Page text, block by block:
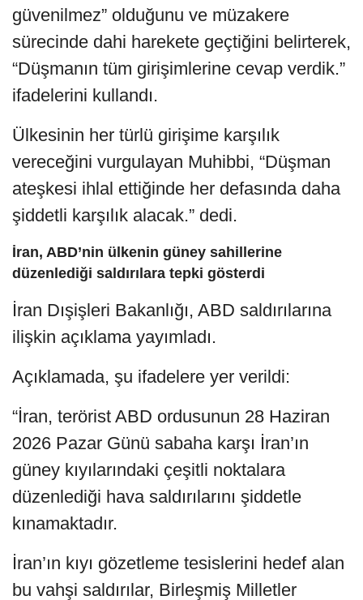
güvenilmez” olduğunu ve müzakere
sürecinde dahi harekete geçtiğini belirterek,
“Düşmanın tüm girişimlerine cevap verdik.”
ifadelerini kullandı.
Ülkesinin her türlü girişime karşılık
vereceğini vurgulayan Muhibbi, “Düşman
ateşkesi ihlal ettiğinde her defasında daha
şiddetli karşılık alacak.” dedi.
İran, ABD’nin ülkenin güney sahillerine
düzenlediği saldırılara tepki gösterdi
İran Dışişleri Bakanlığı, ABD saldırılarına
ilişkin açıklama yayımladı.
Açıklamada, şu ifadelere yer verildi:
“İran, terörist ABD ordusunun 28 Haziran
2026 Pazar Günü sabaha karşı İran’ın
güney kıyılarındaki çeşitli noktalara
düzenlediği hava saldırılarını şiddetle
kınamaktadır.
İran’ın kıyı gözetleme tesislerini hedef alan
bu vahşi saldırılar, Birleşmiş Milletler